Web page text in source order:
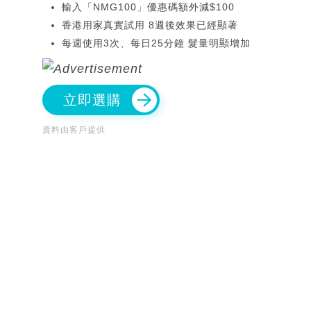
輸入「NMG100」優惠碼額外減$100
香港用家真實試用 8週後效果已經顯著
每週使用3次、每日25分鐘 髮量明顯增加
立即選購
資料由客戶提供